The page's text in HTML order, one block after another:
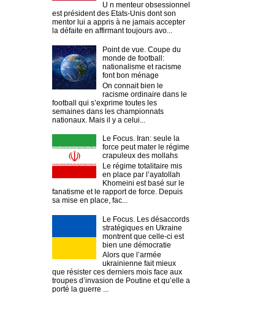
U n menteur obsessionnel
est président des Etats-Unis dont son
mentor lui a appris à ne jamais accepter
la défaite en affirmant toujours avo...
Point de vue. Coupe du
monde de football:
nationalisme et racisme
font bon ménage
On connait bien le
racisme ordinaire dans le
football qui s’exprime toutes les
semaines dans les championnats
nationaux. Mais il y a celui...
Le Focus. Iran: seule la
force peut mater le régime
crapuleux des mollahs
Le régime totalitaire mis
en place par l’ayatollah
Khomeini est basé sur le
fanatisme et le rapport de force. Depuis
sa mise en place, fac...
Le Focus. Les désaccords
stratégiques en Ukraine
montrent que celle-ci est
bien une démocratie
Alors que l’armée
ukrainienne fait mieux
que résister ces derniers mois face aux
troupes d’invasion de Poutine et qu’elle a
porté la guerre ...